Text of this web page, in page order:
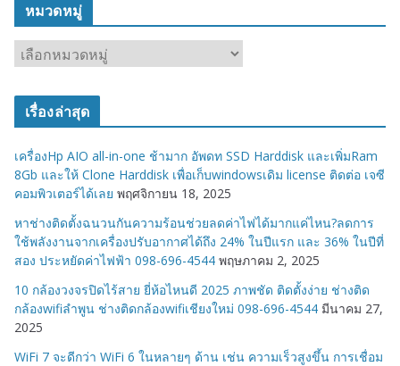
หมวดหมู่
ม
ว
มู่
เรื่องล่าสุด
เครื่องHp AIO all-in-one ช้ามาก อัพดท SSD Harddisk และเพิ่มRam
8Gb และให้ Clone Harddisk เพื่อเก็บwindowsเดิม license ติดต่อ เจซี
คอมพิวเตอร์ได้เลย พฤศจิกายน 18, 2025
หาช่างติดตั้งฉนวนกันความร้อนช่วยลดค่าไฟได้มากแค่ไหน?ลดการ
ใช้พลังงานจากเครื่องปรับอากาศได้ถึง 24% ในปีแรก และ 36% ในปีที่
สอง ประหยัดค่าไฟฟ้า 098-696-4544 พฤษภาคม 2, 2025
10 กล้องวงจรปิดไร้สาย ยี่ห้อไหนดี 2025 ภาพชัด ติดตั้งง่าย ช่างติด
กล้องwifiลำพูน ช่างติดกล้องwifiเชียงใหม่ 098-696-4544 มีนาคม 27,
2025
WiFi 7 จะดีกว่า WiFi 6 ในหลายๆ ด้าน เช่น ความเร็วสูงขึ้น การเชื่อม